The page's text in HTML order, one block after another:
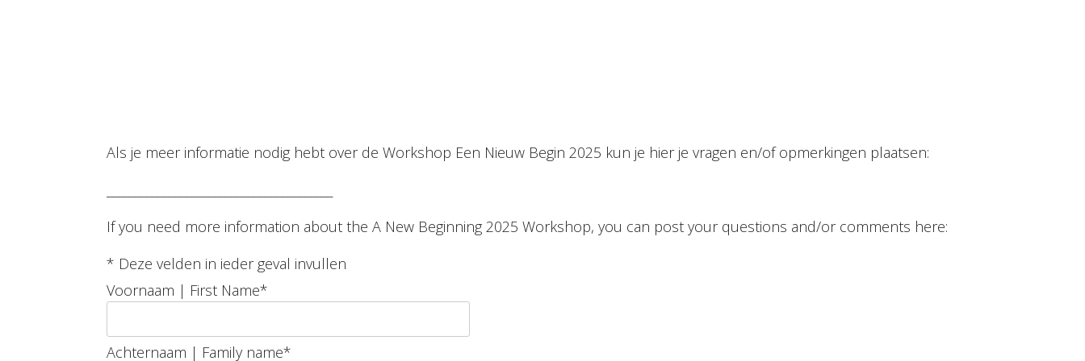
Als je meer informatie nodig hebt over de Workshop Een Nieuw Begin 2025 kun je hier je vragen en/of opmerkingen plaatsen:
If you need more information about the A New Beginning 2025 Workshop, you can post your questions and/or comments here:
* Deze velden in ieder geval invullen
Voornaam | First Name*
Achternaam | Family name*